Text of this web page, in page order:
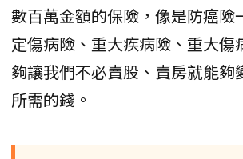
數百萬金額的保險，像是防癌險
定傷病險、重大疾病險、重大傷
夠讓我們不必賣股、賣房就能夠
所需的錢。